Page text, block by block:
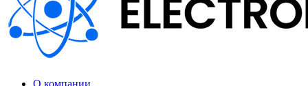
О компании